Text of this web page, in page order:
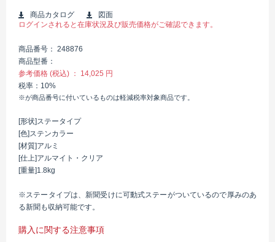
商品カタログ
図面
ログインされると在庫状況及び販売価格がご確認できます。
商品番号
248876
商品型番
参考価格 (税込)
14,025 円
税率
10%
※が商品番号に付いているものは軽減税率対象商品です。
[形状]ステータイプ
[色]ステンカラー
[材質]アルミ
[仕上]アルマイト・クリア
[重量]1.8kg
※ステータイプは、新聞受けに可動式ステーがついているので厚みのあ
る新聞も収納可能です。
購入に関する注意事項